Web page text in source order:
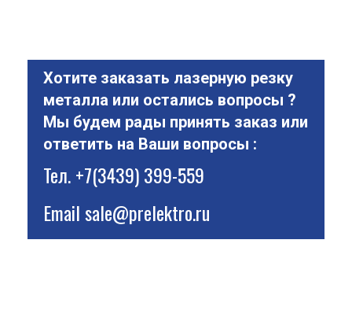
Хотите заказать лазерную резку
металла или остались вопросы ?
Мы будем рады принять заказ или
ответить на Ваши вопросы :
Тел.+7(3439) 399-559
Emailsale@prelektro.ru